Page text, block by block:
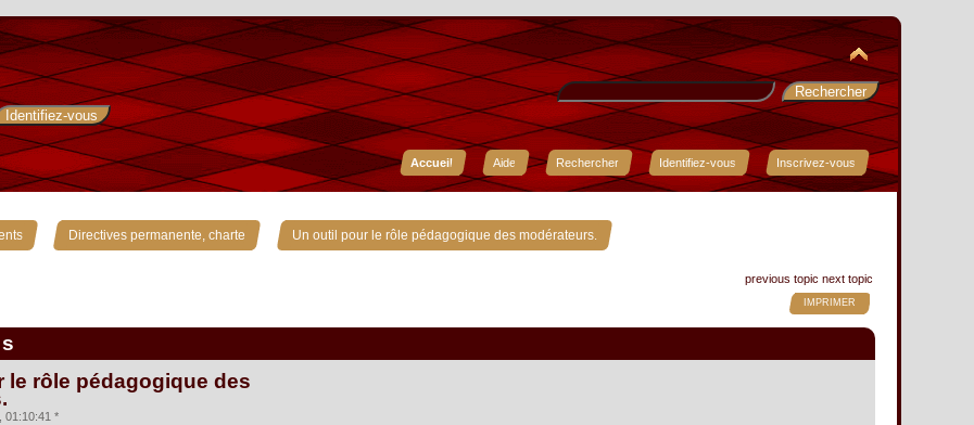
Accueil
Aide Rechercher Identifiez-vous Inscrivez-vous
» Directives permanente, charte » Un outil pour le rôle pédagogique des modérateurs.
previous topic next topic
IMPRIMER
le rôle pédagogique des
01:10:41 *